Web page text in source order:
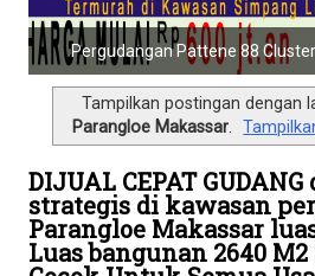
Tampilkan postingan dengan
Parangloe Makassar.
DIJUAL CEPAT
strategis di kawasan
Luas bangunan 2640
Cocok Untuk Semua
Invesatasi More Info :
Agustus 09, 2021
Haris Aca